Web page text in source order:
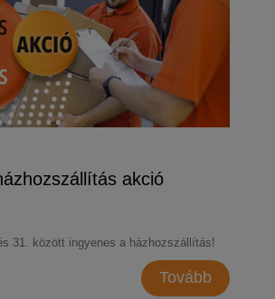
akció
31. között ingyenes a házhozszállítás!
Tovább